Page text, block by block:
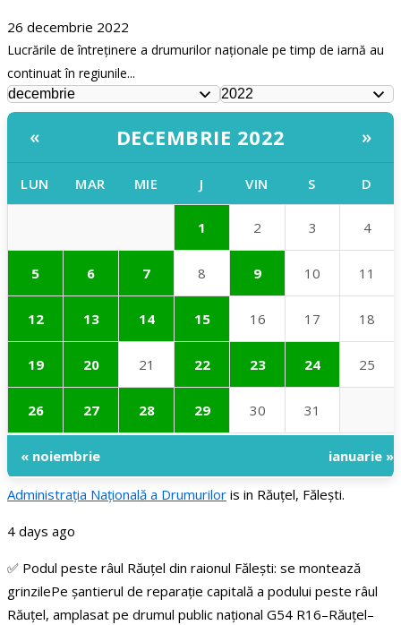
26 decembrie 2022
Lucrările de întreținere a drumurilor naționale pe timp de iarnă au
continuat în regiunile...
« DECEMBRIE 2022 »
LUN MAR MIE J VIN S D
1 2 3 4
5 6 7 8 9 10 11
12 13 14 15 16 17 18
19 20 21 22 23 24 25
26 27 28 29 30 31
« noiembrie ianuarie »
Administraţia Națională a Drumurilor is in Răuțel, Fălești.
4 days ago
✅ Podul peste râul Răuțel din raionul Fălești: se montează
grinzilePe șantierul de reparație capitală a podului peste râul
Răuțel, amplasat pe drumul public național G54 R16–Răuțel–